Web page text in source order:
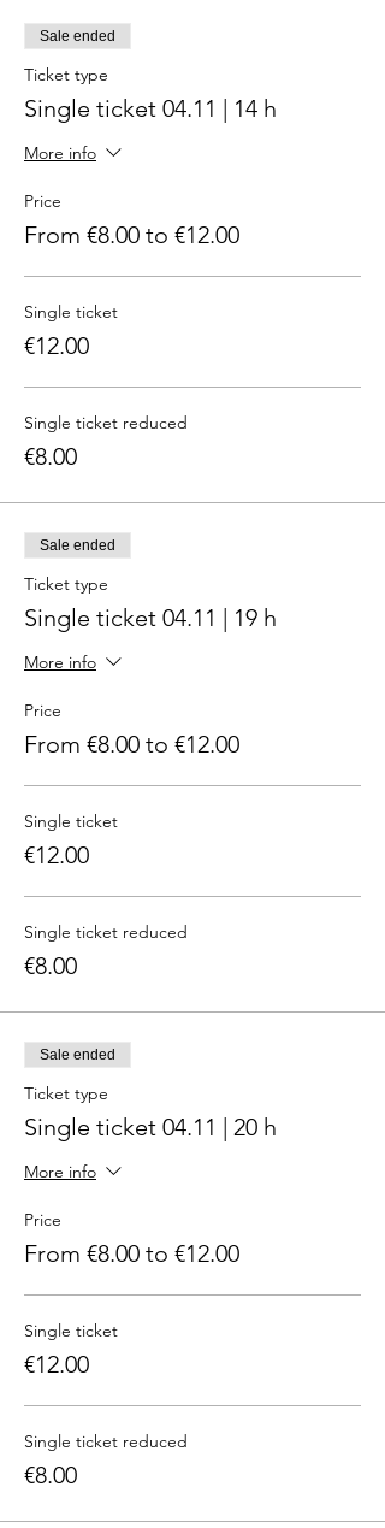
Sale ended
Ticket type
Single ticket 04.11 | 14 h
More info
Price
From €8.00 to €12.00
Single ticket
€12.00
Single ticket reduced
€8.00
Sale ended
Ticket type
Single ticket 04.11 | 19 h
More info
Price
From €8.00 to €12.00
Single ticket
€12.00
Single ticket reduced
€8.00
Sale ended
Ticket type
Single ticket 04.11 | 20 h
More info
Price
From €8.00 to €12.00
Single ticket
€12.00
Single ticket reduced
€8.00